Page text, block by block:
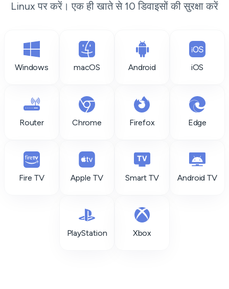
Linux पर करें। एक ही खाते से 10 डिवाइसों की सुरक्षा करें
Windows macOS Android iOS
Router Chrome Firefox Edge
Fire TV Apple TV Smart TV Android TV
PlayStation Xbox